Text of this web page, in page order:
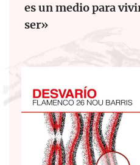
es un medio para
ser»